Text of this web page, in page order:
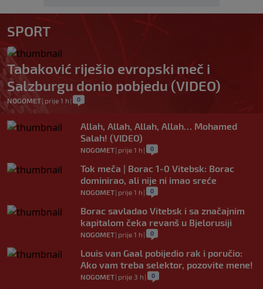
SPORT
Tabaković riješio evropski meč i
Salzburgu donio pobjedu (VIDEO)
NOGOMET| prije 1 h | 0
Allah, Allah, Allah, Allah… Mohamed
Salah! (VIDEO)
NOGOMET| prije 1 h | 0
Tok meča | Borac 1-0 Vitebsk: Borac
dominirao, ali nije ni imao sreće
NOGOMET| prije 1 h | 0
Borac savladao Vitebsk i sa značajnim
kapitalom čeka revanš u Bjelorusiji
NOGOMET| prije 1 h | 0
Louis van Gaal pobijedio rak i poručio:
Ako vam treba selektor, pozovite mene!
NOGOMET| prije 3 h | 0